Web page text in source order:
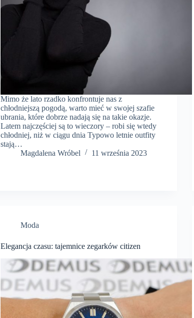
Mimo że lato rzadko konfrontuje nas z
chłodniejszą pogodą, warto mieć w swojej szafie
ubrania, które dobrze nadają się na takie okazje.
Latem najczęściej są to wieczory – robi się wtedy
chłodniej, niż w ciągu dnia Typowo letnie outfity
stają…
Magdalena Wróbel
11 września 2023
Moda
Elegancja czasu: tajemnice zegarków citizen